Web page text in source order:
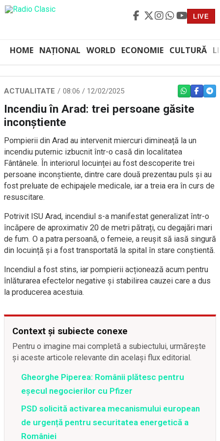
LIVE
HOME NAȚIONAL WORLD ECONOMIE CULTURĂ
ACTUALITATE 08:06 / 12/02/2025 WHATSAPP
Incendiu în Arad: trei persoane găsite
inconștiente
Pompierii din Arad au intervenit miercuri dimineață la un
incendiu puternic izbucnit într-o casă din localitatea
Fântânele. În interiorul locuinței au fost descoperite trei
persoane inconștiente, dintre care două prezentau puls și au
fost preluate de echipajele medicale, iar a treia era în curs de
resuscitare.
Potrivit ISU Arad, incendiul s-a manifestat generalizat într-o
încăpere de aproximativ 20 de metri pătrați, cu degajări mari
de fum. O a patra persoană, o femeie, a reușit să iasă singură
din locuință și a fost transportată la spital în stare conștientă.
Incendiul a fost stins, iar pompierii acționează acum pentru
înlăturarea efectelor negative și stabilirea cauzei care a dus
la producerea acestuia.
Context și subiecte conexe
Pentru o imagine mai completă a subiectului, urmărește
și aceste articole relevante din același flux editorial.
Gheorghe Piperea: Românii plătesc pentru
eșecul negocierilor cu Pfizer
PSD solicită activarea mecanismului european
de urgență pentru securitatea energetică a
României